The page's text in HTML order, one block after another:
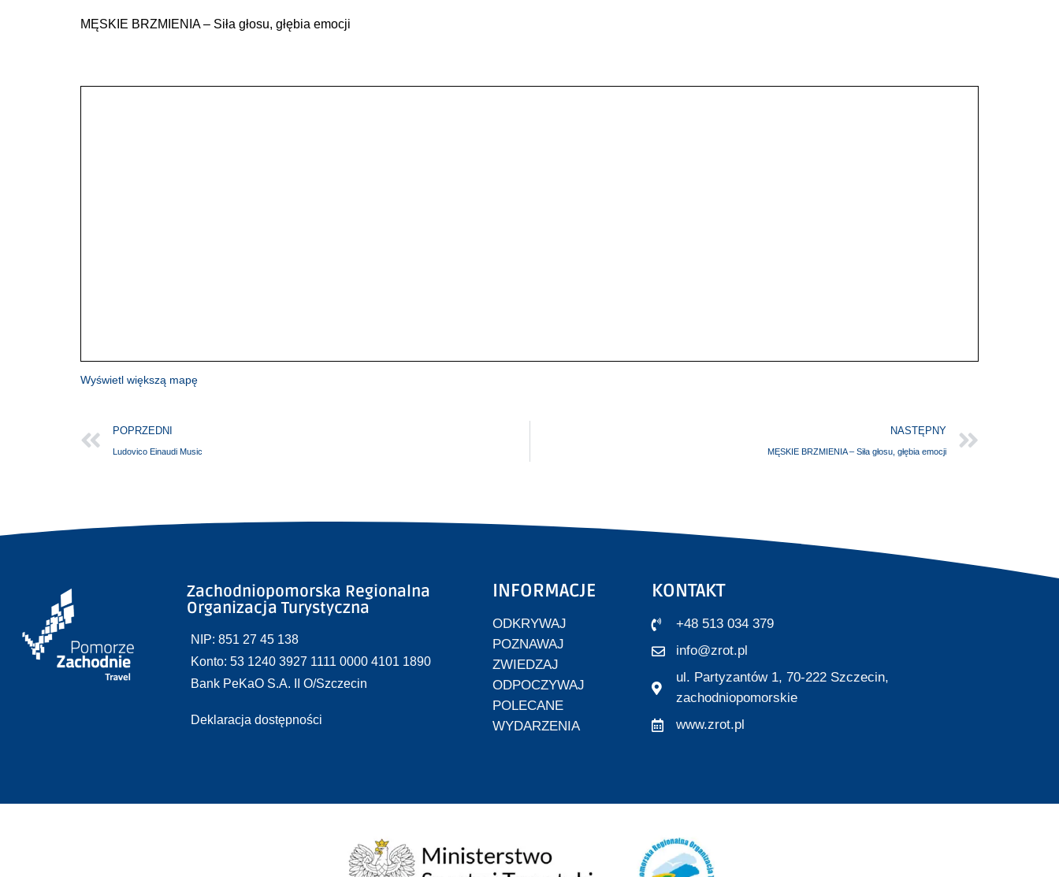
MĘSKIE BRZMIENIA – Siła głosu, głębia emocji
Wyświetl większą mapę
POPRZEDNI
Ludovico Einaudi Music
NASTĘPNY
MĘSKIE BRZMIENIA – Siła głosu, głębia emocji
Zachodniopomorska Regionalna
Organizacja Turystyczna
NIP: 851 27 45 138
Konto: 53 1240 3927 1111 0000 4101 1890
Bank PeKaO S.A. II O/Szczecin
Deklaracja dostępności
INFORMACJE
ODKRYWAJ
POZNAWAJ
ZWIEDZAJ
ODPOCZYWAJ
POLECANE
WYDARZENIA
KONTAKT
+48 513 034 379
info@zrot.pl
ul. Partyzantów 1, 70-222 Szczecin,
zachodniopomorskie
www.zrot.pl